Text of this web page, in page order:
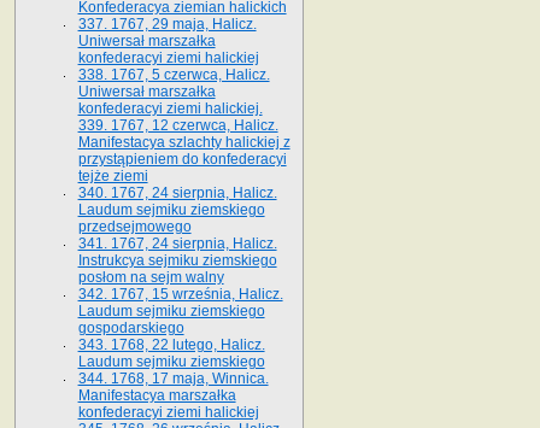
Konfederacya ziemian halickich
337. 1767, 29 maja, Halicz.
Uniwersał marszałka
konfederacyi ziemi halickiej
338. 1767, 5 czerwca, Halicz.
Uniwersał marszałka
konfederacyi ziemi halickiej.
339. 1767, 12 czerwca, Halicz.
Manifestacya szlachty halickiej z
przystąpieniem do konfederacyi
tejże ziemi
340. 1767, 24 sierpnia, Halicz.
Laudum sejmiku ziemskiego
przedsejmowego
341. 1767, 24 sierpnia, Halicz.
Instrukcya sejmiku ziemskiego
posłom na sejm walny
342. 1767, 15 września, Halicz.
Laudum sejmiku ziemskiego
gospodarskiego
343. 1768, 22 lutego, Halicz.
Laudum sejmiku ziemskiego
344. 1768, 17 maja, Winnica.
Manifestacya marszałka
konfederacyi ziemi halickiej